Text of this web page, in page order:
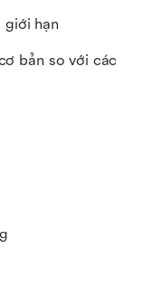
giới hạn
bản so với các